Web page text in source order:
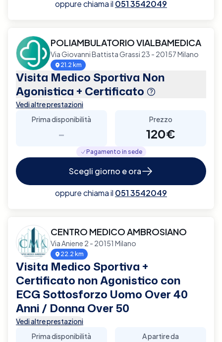
oppure chiama il 051 3542049
POLIAMBULATORIO VIALBAMEDICA
Via Giovanni Battista Grassi 23 - 20157 Milano
21.2 km
Visita Medico Sportiva Non
Agonistica + Certificato
Vedi altre prestazioni
Prima disponibilità
-
Prezzo
120€
Pagamento in sede
Scegli giorno e ora
oppure chiama il 051 3542049
CENTRO MEDICO AMBROSIANO
Via Aniene 2 - 20151 Milano
22.2 km
Visita Medico Sportiva +
Certificato non Agonistico con
ECG Sottosforzo Uomo Over 40
Anni / Donna Over 50
Vedi altre prestazioni
Prima disponibilità
A partire da